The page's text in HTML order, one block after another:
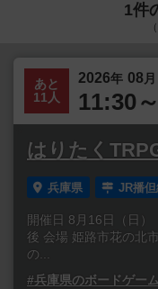
1件
あと
11人
2026年 08 月
11:30
はりたく
兵庫県 JR播
開催日 8月16日（日
後 会場 姫路市花の
の...
#兵庫県のボードゲー